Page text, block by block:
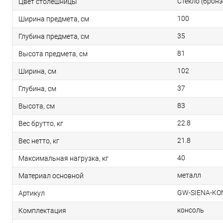
Цвет столешницы
Ширина предмета, см 100
Глубина предмета, см 35
Высота предмета, см 81
Ширина, см 102
Глубина, см 37
Высота, см 83
Вес брутто, кг 22.8
Вес нетто, кг 21.8
Максимальная нагрузка, кг 40
Материал основной металл
Артикул GW-SIENA-
Комплектация консоль